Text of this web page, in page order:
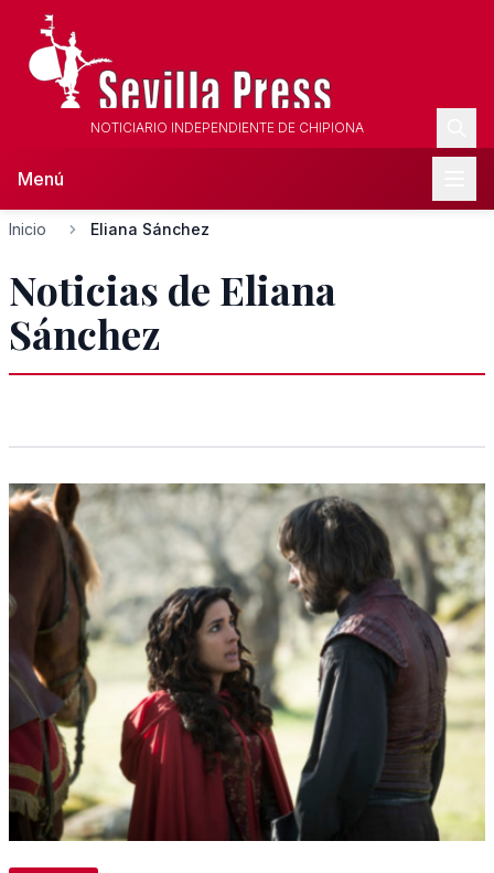
NOTICIARIO INDEPENDIENTE DE CHIPIONA
Menú
Inicio Eliana Sánchez
Noticias de Eliana
Sánchez